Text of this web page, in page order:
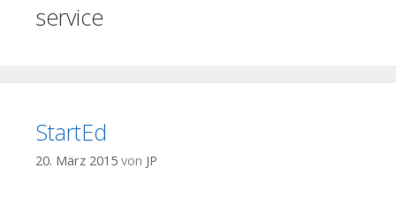
service
StartEd
20. März 2015 von JP